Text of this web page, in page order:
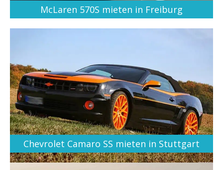
McLaren 570S mieten in Freiburg
Chevrolet Camaro SS mieten in Stuttgart